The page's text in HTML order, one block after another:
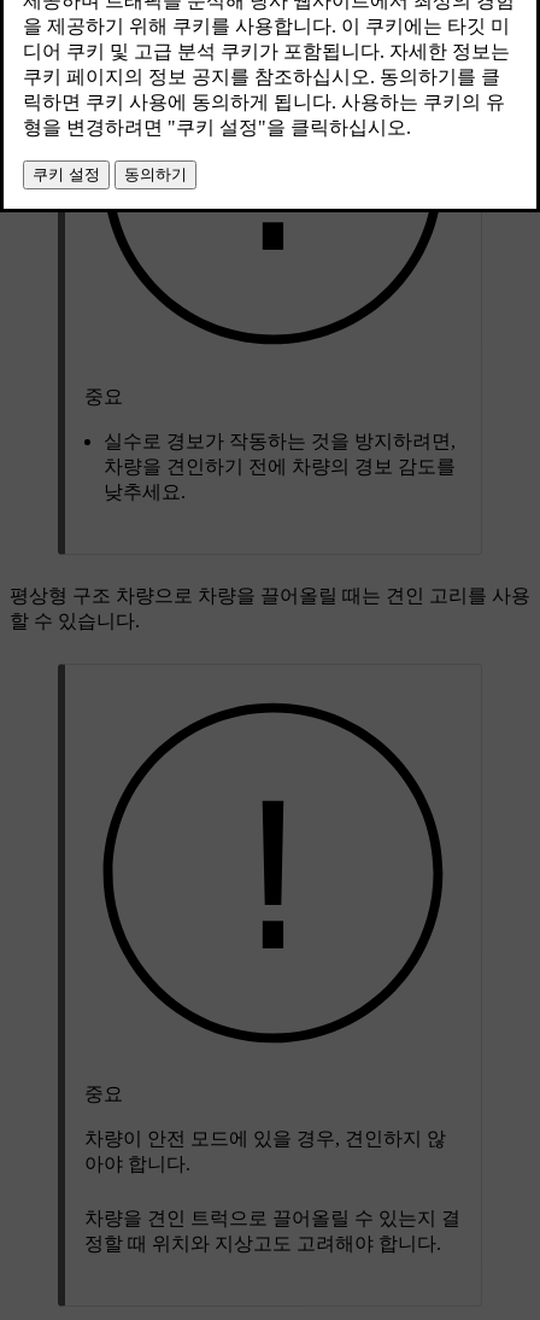
중요
실수로 경보가 작동하는 것을 방지하려면,
차량을 견인하기 전에 차량의 경보 감도를
낮추세요.
평상형 구조 차량으로 차량을 끌어올릴 때는 견인 고리를 사용
할 수 있습니다.
중요
차량이 안전 모드에 있을 경우, 견인하지 않
아야 합니다.
차량을 견인 트럭으로 끌어올릴 수 있는지 결
정할 때 위치와 지상고도 고려해야 합니다.